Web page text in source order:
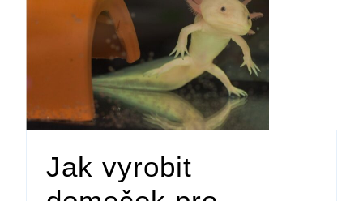
Jak vyrobit